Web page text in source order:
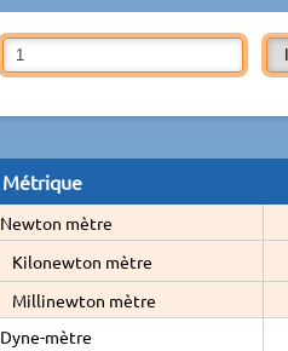
Métrique
Newton mètre
Kilonewton mètre
Millinewton mètre
Dyne-mètre